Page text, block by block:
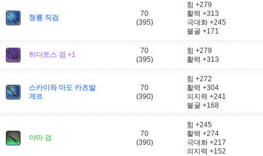
청룡 직검
70
(395)
힘 +279
활력 +313
극대화 +245
불굴 +171
히다토스 검 +1
70
(395)
힘 +279
활력 +313
스카이와 마도 카츠발
게르
70
(390)
힘 +272
활력 +304
의지력 +241
불굴 +168
야마 검
70
(390)
힘 +245
활력 +274
극대화 +217
의지력 +152